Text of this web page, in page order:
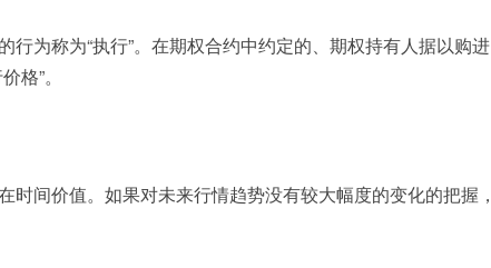
行为称为“执行”。在期权合约中约定的、期权持有人据以购进
格”。
时间价值。如果对未来行情趋势没有较大幅度的变化的把握，